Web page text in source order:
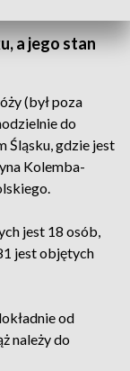
a jego stan
(był poza
do
Śląsku, gdzie jest
Kolemba-
jest 18 osób,
jest objętych
od
należy do